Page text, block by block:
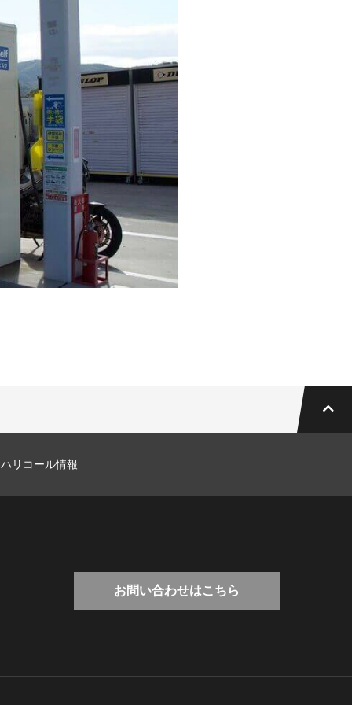
リコール情報
お問い合わせはこちら